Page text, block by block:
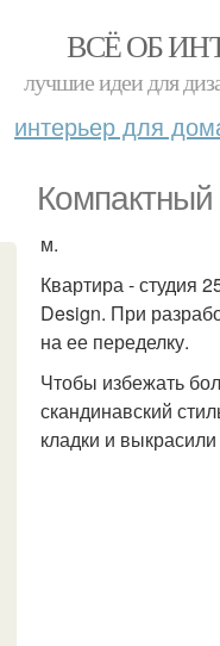
ВСЁ ОБ
лучшие идеи для
интерьер для
Компактный
м.
Квартира - студия
Design. При
на ее переделку.
Чтобы избежать
скандинавский
кладки и